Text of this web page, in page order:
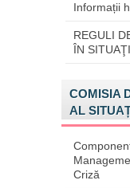
Informații
REGULI
ÎN
COMISIA
AL
Criză